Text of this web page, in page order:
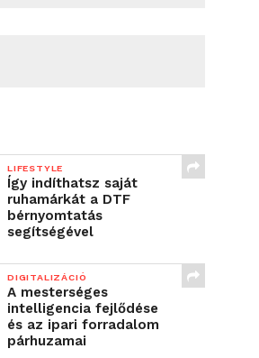
LIFESTYLE
Így indíthatsz saját
ruhamárkát a DTF
bérnyomtatás
segítségével
DIGITALIZÁCIÓ
A mesterséges
intelligencia fejlődése
és az ipari forradalom
párhuzamai